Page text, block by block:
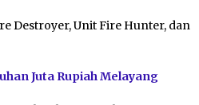
Destroyer, Unit Fire Hunter, dan
Juta Rupiah Melayang